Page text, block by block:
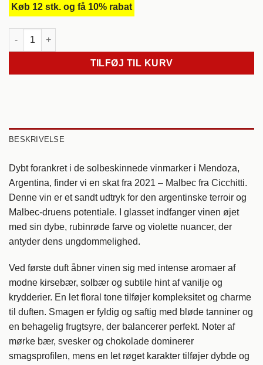
Køb 12 stk. og få 10% rabat
2021 Malbec, Cicchitti. Mendoza, Argentina antal
TILFØJ TIL KURV
BESKRIVELSE
Dybt forankret i de solbeskinnede vinmarker i Mendoza,
Argentina, finder vi en skat fra 2021 – Malbec fra Cicchitti.
Denne vin er et sandt udtryk for den argentinske terroir og
Malbec-druens potentiale. I glasset indfanger vinen øjet
med sin dybe, rubinrøde farve og violette nuancer, der
antyder dens ungdommelighed.
Ved første duft åbner vinen sig med intense aromaer af
modne kirsebær, solbær og subtile hint af vanilje og
krydderier. En let floral tone tilføjer kompleksitet og charme
til duften. Smagen er fyldig og saftig med bløde tanniner og
en behagelig frugtsyre, der balancerer perfekt. Noter af
mørke bær, svesker og chokolade dominerer
smagsprofilen, mens en let røget karakter tilføjer dybde og